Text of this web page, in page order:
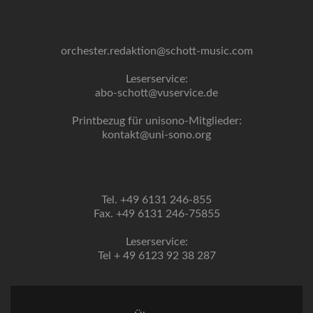
orchester.redaktion@schott-music.com
Leserservice:
abo-schott@vuservice.de
Printbezug für unisono-Mitglieder:
kontakt@uni-sono.org
Tel. +49 6131 246-855
Fax. +49 6131 246-75855
Leserservice:
Tel + 49 6123 92 38 287